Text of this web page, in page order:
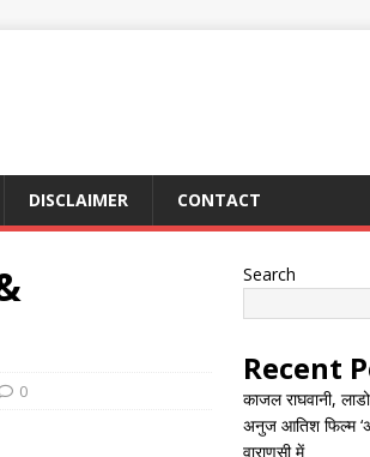
DISCLAIMER CONTACT
0
Search
Recent
काजल राघवानी,
अनुज आतिश फिल्म
वाराणसी में